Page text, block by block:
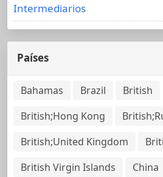
Intermediarios
Países
Bahamas Brazil
British
British;Hong Kong
British;United Kingdom
British Virgin Islands
China